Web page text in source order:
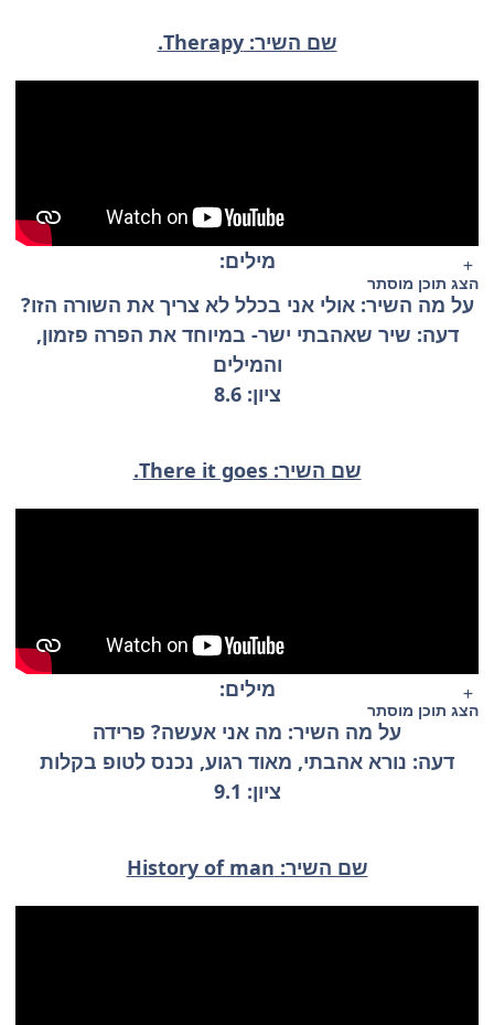
שם השיר: Therapy.
מילים:
הצג תוכן מוסתר
על מה השיר: אולי אני בכלל לא צריך את השורה הזו?
דעה: שיר שאהבתי ישר- במיוחד את הפרה פזמון,
והמילים
ציון: 8.6
שם השיר: There it goes.
מילים:
הצג תוכן מוסתר
על מה השיר: מה אני אעשה? פרידה
דעה: נורא אהבתי, מאוד רגוע, נכנס לטופ בקלות
ציון: 9.1
שם השיר: History of man